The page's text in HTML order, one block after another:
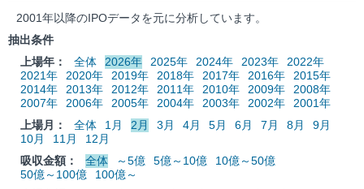
2001年以降のIPOデータを元に分析しています。
抽出条件
上場年：
全体 2026年 2025年 2024年 2023年
2022年
2021年
2020年 2019年 2018年 2017年 2016年
2015年
2014年
2013年 2012年 2011年 2010年 2009年
2008年
2007年
2006年 2005年 2004年 2003年 2002年
2001年
上場月：
全体 1月 2月 3月 4月 5月 6月 7月 8月
9月
10月
11月
12月
吸収金額：
全体 ～5億 5億～10億
10億～50億
50億～100億
100億～